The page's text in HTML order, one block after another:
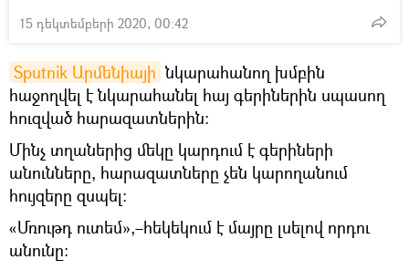
15 դեկտեմբերի 2020, 00:42
Sputnik Արմենիայի նկարահանող խմբին
հաջողվել է նկարահանել հայ գերիներին սպասող
հուզված հարազատներին։
Մինչ տղաներից մեկը կարդում է գերիների
անունները, հարազատները չեն կարողանում
հույզերը զսպել։
«Մռութդ ուտեմ»,–հեկեկում է մայրը լսելով որդու
անունը։